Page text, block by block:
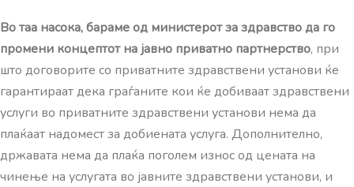
Во таа насока, бараме од министерот за здравство да го
промени концептот на јавно приватно партнерство, при
што договорите со приватните здравствени установи ќе
гарантираат дека граѓаните кои ќе добиваат здравствени
услуги во приватните здравствени установи нема да
плаќаат надомест за добиената услуга. Дополнително,
државата нема да плаќа поголем износ од цената на
чинење на услугата во јавните здравствени установи, и